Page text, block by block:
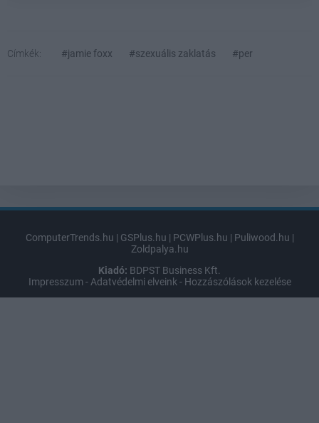
Címkék: #jamie foxx #szexuális zaklatás #per
ComputerTrends.hu | GSPlus.hu | PCWPlus.hu | Puliwood.hu |
Zoldpalya.hu
Kiadó: BDPST Business Kft.
Impresszum - Adatvédelmi elveink - Hozzászólások kezelése